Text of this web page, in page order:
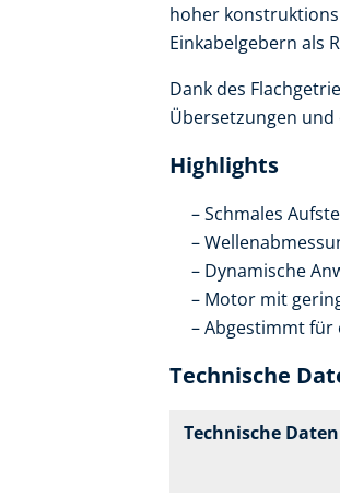
hoher
Einkabelgebern als
Dank des
Übersetzungen
Highlights
Schmales
Dynamische
Motor mit
Abgestimmt für
Technische
Technische Daten